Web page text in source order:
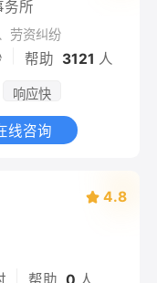
务所
劳资纠纷
帮助 3121 人
响应快
线咨询
4.8